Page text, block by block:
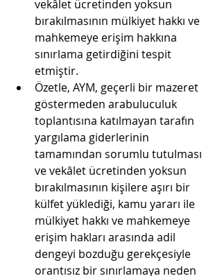
vekâlet ücretinden yoksun
bırakılmasının mülkiyet hakkı ve
mahkemeye erişim hakkına
sınırlama getirdiğini tespit
etmiştir.
Özetle, AYM, geçerli bir mazeret
göstermeden arabuluculuk
toplantısına katılmayan tarafın
yargılama giderlerinin
tamamından sorumlu tutulması
ve vekâlet ücretinden yoksun
bırakılmasının kişilere aşırı bir
külfet yüklediği, kamu yararı ile
mülkiyet hakkı ve mahkemeye
erişim hakları arasında adil
dengeyi bozduğu gerekçesiyle
orantısız bir sınırlamaya neden